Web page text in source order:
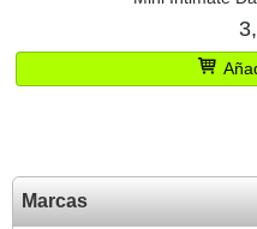
Marcas